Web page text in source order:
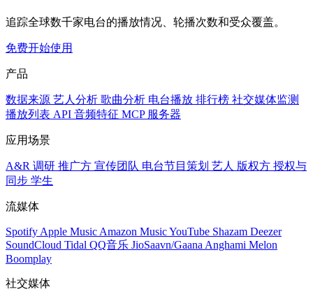
追踪全球数千家电台的播放情况、轮播次数和受众覆盖。
免费开始使用
产品
数据来源 艺人分析 歌曲分析 电台播放 排行榜 社交媒体监测
播放列表 API 音频特征 MCP 服务器
应用场景
A&R 调研 推广方 宣传团队 电台节目策划 艺人 版权方 授权与
同步 学生
流媒体
Spotify Apple Music Amazon MusicYouTube Shazam Deezer
SoundCloud Tidal QQ音乐 JioSaavn/Gaana Anghami Melon
Boomplay
社交媒体